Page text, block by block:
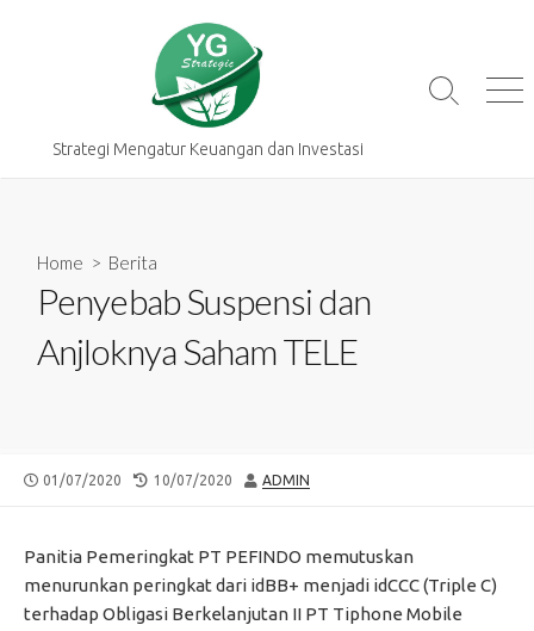
Strategi Mengatur Keuangan dan Investasi
Search
Home > Berita
Penyebab Suspensi dan
Anjloknya Saham TELE
PUBLISHED
01/07/2020
LAST
10/07/2020 AUTHOR
ADMIN
Panitia Pemeringkat PT PEFINDO memutuskan
menurunkan peringkat dari idBB+ menjadi idCCC (Triple C)
terhadap Obligasi Berkelanjutan II PT Tiphone Mobile